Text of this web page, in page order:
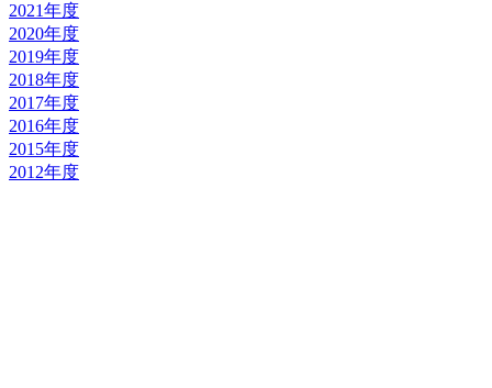
2021年度
2020年度
2019年度
2018年度
2017年度
2016年度
2015年度
2012年度